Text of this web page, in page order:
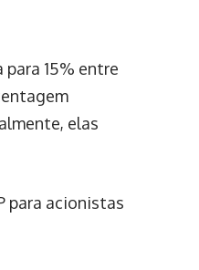
15% entre
elas
para acionistas